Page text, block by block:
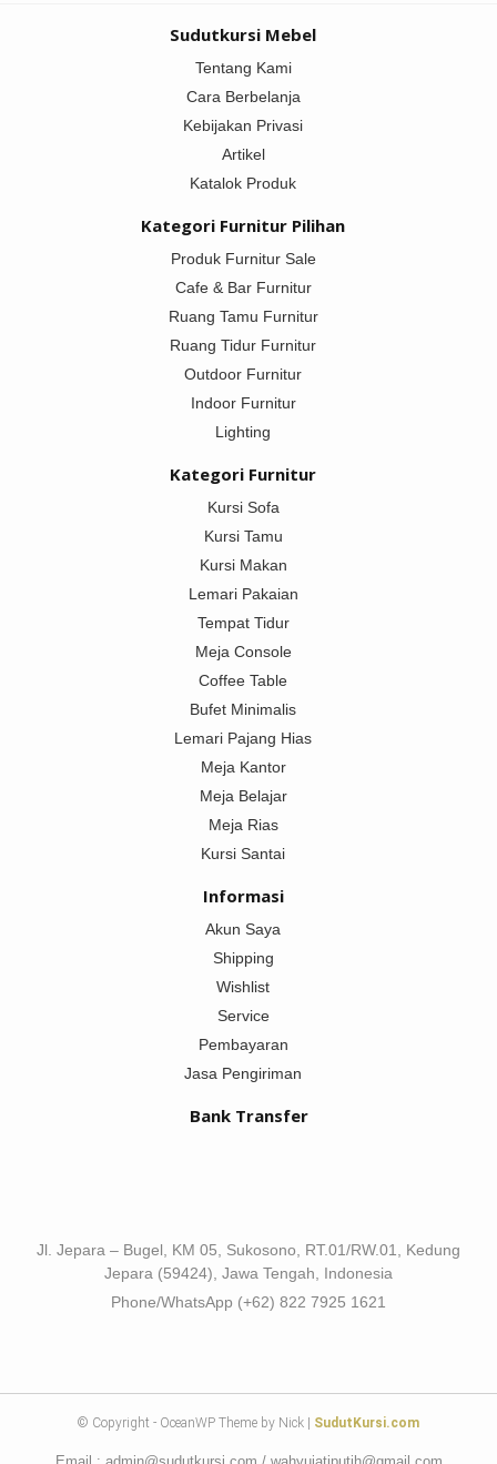
Sudutkursi Mebel
Tentang Kami
Cara Berbelanja
Kebijakan Privasi
Artikel
Katalok Produk
Kategori Furnitur Pilihan
Produk Furnitur Sale
Cafe & Bar Furnitur
Ruang Tamu Furnitur
Ruang Tidur Furnitur
Outdoor Furnitur
Indoor Furnitur
Lighting
Kategori Furnitur
Kursi Sofa
Kursi Tamu
Kursi Makan
Lemari Pakaian
Tempat Tidur
Meja Console
Coffee Table
Bufet Minimalis
Lemari Pajang Hias
Meja Kantor
Meja Belajar
Meja Rias
Kursi Santai
Informasi
Akun Saya
Shipping
Wishlist
Service
Pembayaran
Jasa Pengiriman
Bank Transfer
Jl. Jepara – Bugel, KM 05, Sukosono, RT.01/RW.01, Kedung
Jepara (59424), Jawa Tengah, Indonesia
Phone/WhatsApp (+62) 822 7925 1621
© Copyright - OceanWP Theme by Nick | SudutKursi.com